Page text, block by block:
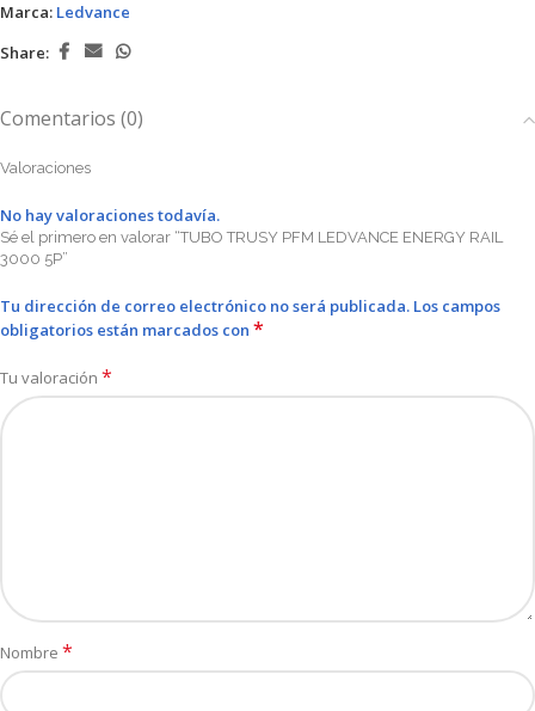
Marca: Ledvance
Share:
Comentarios (0)
Valoraciones
No hay valoraciones todavía.
Sé el primero en valorar “TUBO TRUSY PFM LEDVANCE ENERGY RAIL
3000 5P”
Tu dirección de correo electrónico no será publicada. Los campos
obligatorios están marcados con *
Tu valoración *
Nombre *